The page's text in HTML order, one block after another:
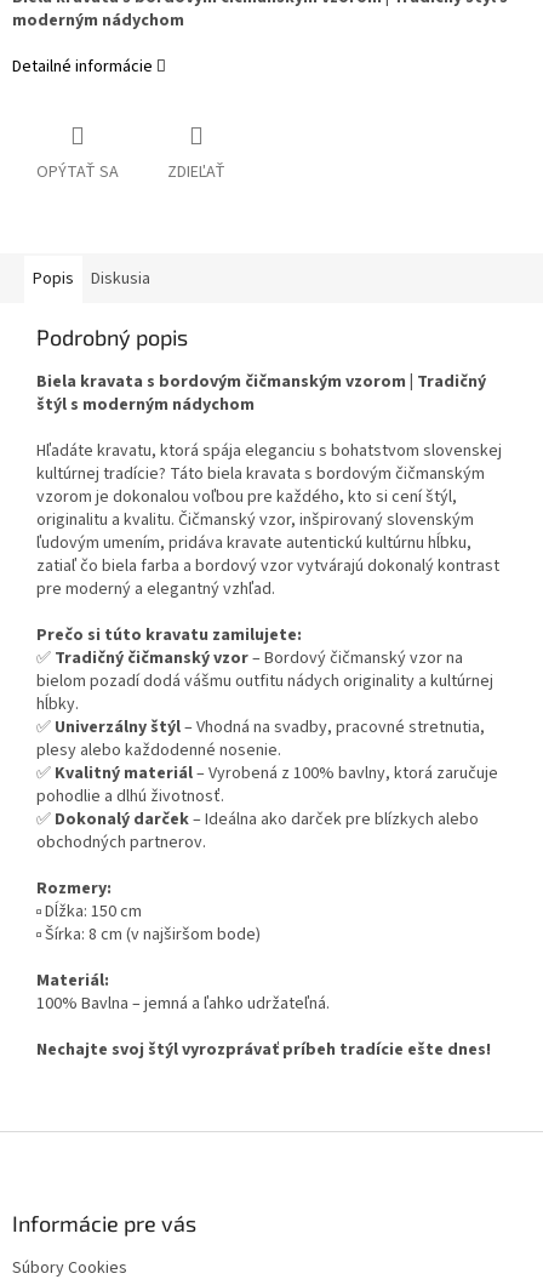
moderným nádychom
Detailné informácie
OPÝTAŤ SA ZDIEĽAŤ
Popis Diskusia
Podrobný popis
Biela kravata s bordovým čičmanským vzorom | Tradičný
štýl s moderným nádychom
Hľadáte kravatu, ktorá spája eleganciu s bohatstvom slovenskej
kultúrnej tradície? Táto biela kravata s bordovým čičmanským
vzorom je dokonalou voľbou pre každého, kto si cení štýl,
originalitu a kvalitu. Čičmanský vzor, inšpirovaný slovenským
ľudovým umením, pridáva kravate autentickú kultúrnu hĺbku,
zatiaľ čo biela farba a bordový vzor vytvárajú dokonalý kontrast
pre moderný a elegantný vzhľad.
Prečo si túto kravatu zamilujete:
✅ Tradičný čičmanský vzor– Bordový čičmanský vzor na
bielom pozadí dodá vášmu outfitu nádych originality a kultúrnej
hĺbky.
✅ Univerzálny štýl– Vhodná na svadby, pracovné stretnutia,
plesy alebo každodenné nosenie.
✅ Kvalitný materiál– Vyrobená z 100% bavlny, ktorá zaručuje
pohodlie a dlhú životnosť.
✅ Dokonalý darček– Ideálna ako darček pre blízkych alebo
obchodných partnerov.
Rozmery:
▫️ Dĺžka: 150 cm
▫️ Šírka: 8 cm (v najširšom bode)
Materiál:
100% Bavlna – jemná a ľahko udržateľná.
Nechajte svoj štýl vyrozprávať príbeh tradície ešte dnes!
Informácie pre vás
Súbory Cookies